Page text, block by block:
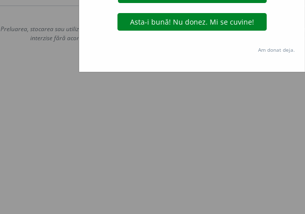
Copyright © 2004-2026 dexonline (https://dexonline.ro)
Preluarea, stocarea sau utilizarea datelor de pe acest site, inclusiv prin orice metode de extragere automată
interzise fără acordul nostru prealabil scris, cu excepția seturilor de date oferite oficial spre utilizare
Hosterion
Am donat deja.